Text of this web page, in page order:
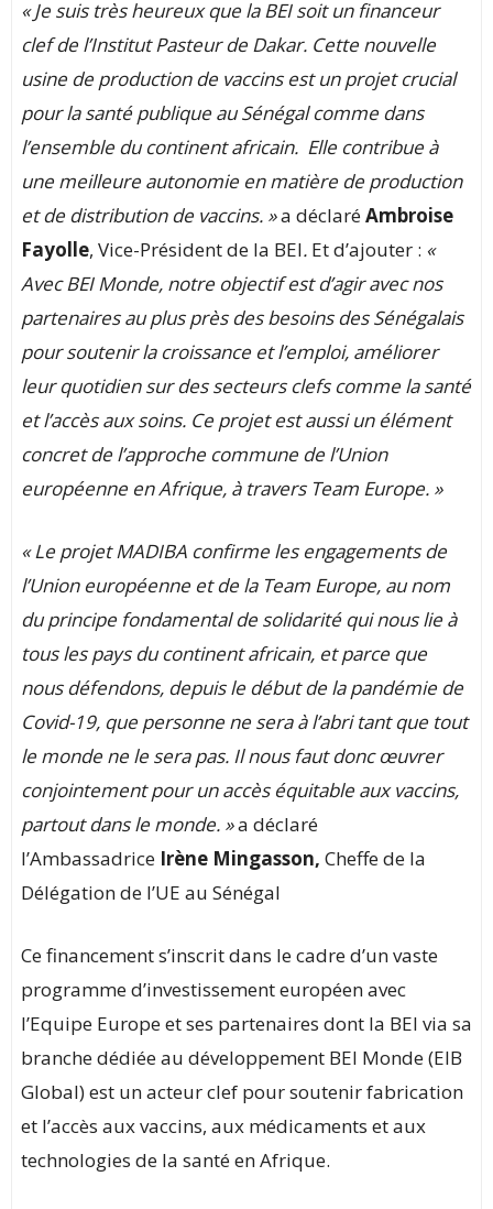
« Je suis très heureux que la BEI soit un financeur
clef de l’Institut Pasteur de Dakar. Cette nouvelle
usine de production de vaccins est un projet crucial
pour la santé publique au Sénégal comme dans
l’ensemble du continent africain. Elle contribue à
une meilleure autonomie en matière de production
et de distribution de vaccins. »a déclaréAmbroise
Fayolle, Vice-Président de la BEI. Et d’ajouter : «
Avec BEI Monde, notre objectif est d’agir avec nos
partenaires au plus près des besoins des Sénégalais
pour soutenir la croissance et l’emploi, améliorer
leur quotidien sur des secteurs clefs comme la santé
et l’accès aux soins. Ce projet est aussi un élément
concret de l’approche commune de l’Union
européenne en Afrique, à travers Team Europe. »
« Le projet MADIBA confirme les engagements de
l’Union européenne et de la Team Europe, au nom
du principe fondamental de solidarité qui nous lie à
tous les pays du continent africain, et parce que
nous défendons, depuis le début de la pandémie de
Covid-19, que personne ne sera à l’abri tant que tout
le monde ne le sera pas. Il nous faut donc œuvrer
conjointement pour un accès équitable aux vaccins,
partout dans le monde. »a déclaré
l’Ambassadrice Irène Mingasson, Cheffe de la
Délégation de l’UE au Sénégal
Ce financement s’inscrit dans le cadre d’un vaste
programme d’investissement européen avec
l’Equipe Europe et ses partenaires dont la BEI via sa
branche dédiée au développement BEI Monde (EIB
Global) est un acteur clef pour soutenir fabrication
et l’accès aux vaccins, aux médicaments et aux
technologies de la santé en Afrique.